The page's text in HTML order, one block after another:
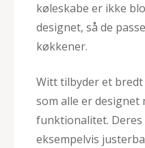
køleskabe er ikke
designet, så de
køkkener.
Witt tilbyder et
som alle er designet
funktionalitet.
eksempelvis